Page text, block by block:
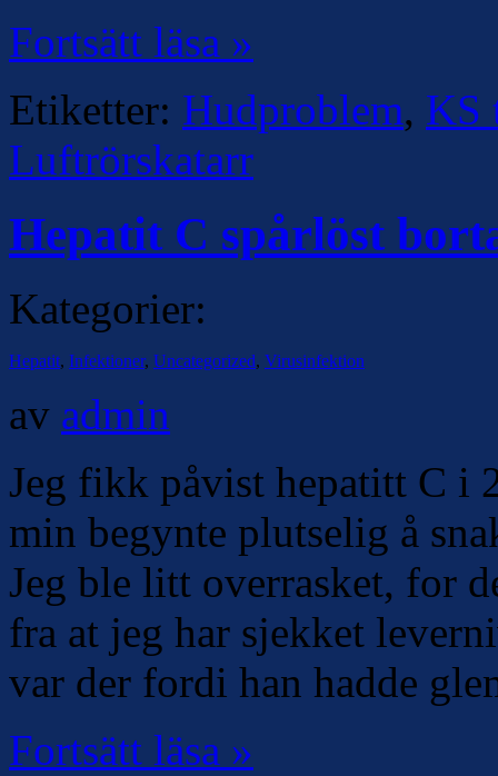
Fortsätt läsa »
Etiketter: Hudproblem, KS
Luftrörskatarr
Hepatit C spårlöst
Kategorier:
Hepatit, Infektioner, Uncategorized, Virusinfektion
av admin
Jeg fikk påvist hepatitt C i
min begynte plutselig å
Jeg ble litt overrasket, for
fra at jeg har sjekket
var der fordi han hadde
Fortsätt läsa »